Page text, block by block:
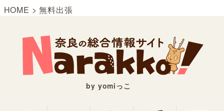
HOME >無料出張
by yomiっこ